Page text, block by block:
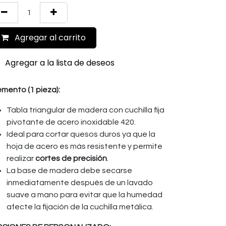
Agregar al carrito
Agregar a la lista de deseos
(1 pieza):
Tabla triangular de madera con cuchilla fija
pivotante de acero inoxidable 420.
Ideal para cortar quesos duros ya que la
hoja de acero es más resistente y permite
realizarcortes de precisión
La base de madera debe secarse
inmediatamente después de un lavado
suave a mano para evitar que la humedad
afecte la fijación de la cuchilla metálica.